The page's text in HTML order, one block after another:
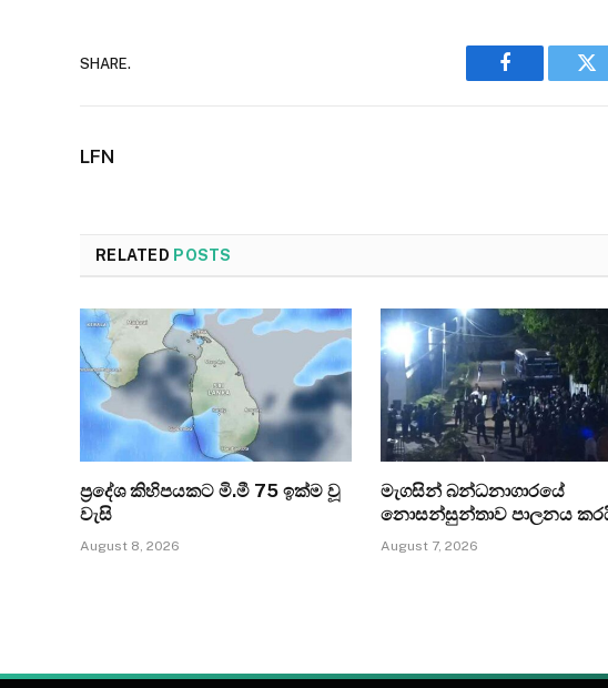
SHARE.
Facebook
LFN
RELATED POSTS
ප්‍රදේශ කිහිපයකට මි.මී 75 ඉක්ම වූ
වැසි
August 8, 2026
මැගසින් බන්ධනාගාරයේ
නොසන්සුන්තාව පාලනය
August 7, 2026